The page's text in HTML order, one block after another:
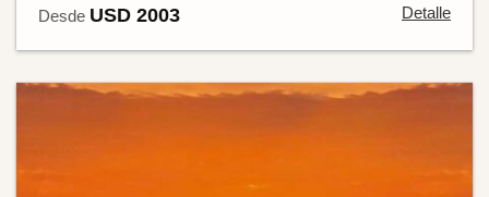
Desde USD 2003 Detalle